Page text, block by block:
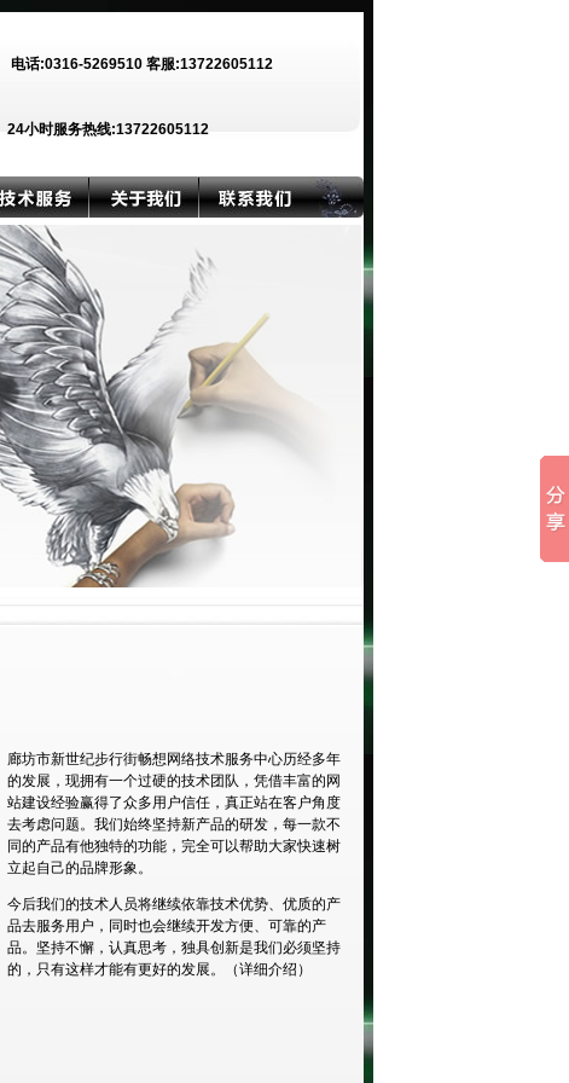
电话:0316-5269510 客服:13722605112
24小时服务热线:13722605112
廊坊市新世纪步行街畅想网络技术服务中心历经多年
的发展，现拥有一个过硬的技术团队，凭借丰富的网
站建设经验赢得了众多用户信任，真正站在客户角度
去考虑问题。我们始终坚持新产品的研发，每一款不
同的产品有他独特的功能，完全可以帮助大家快速树
立起自己的品牌形象。
今后我们的技术人员将继续依靠技术优势、优质的产
品去服务用户，同时也会继续开发方便、可靠的产
品。坚持不懈，认真思考，独具创新是我们必须坚持
的，只有这样才能有更好的发展。（详细介绍 ）